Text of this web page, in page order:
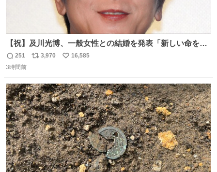
【祝】及川光博、一般女性との結婚を発表「新しい命を授
かっております」 news.livedoor.com/lite/article_d…
「私、及川光博はこの度、交際しておりました方と入籍い
も変わらず俳優として、ミッチーとして、努力し精進して
参ります」とつづった。
返
信
251
リ
ト
数
3,970
い
数
16,585
3時間前